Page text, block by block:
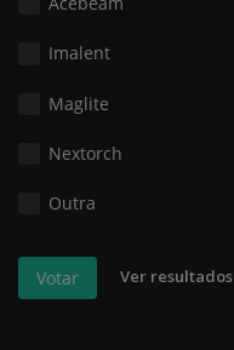
Imalent
Maglite
Nextorch
Outra
Votar Ver resultados